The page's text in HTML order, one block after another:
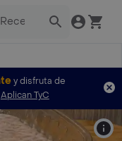
y disfruta de
Aplican TyC